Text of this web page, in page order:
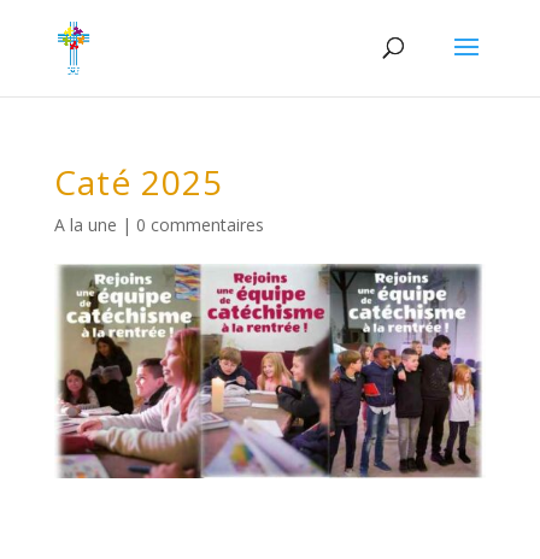
Caté 2025
A la une | 0 commentaires